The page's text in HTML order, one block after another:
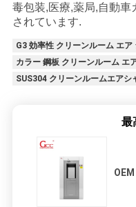
リ
シ
ー
毒包装,医療,薬局,自動車
されています.
G3 効率性 クリーンルーム エア
カラー 鋼板 クリーンルーム エ
SUS304 クリーンルームエアシ
最